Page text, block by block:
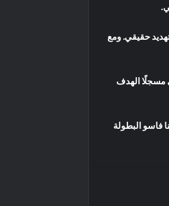
حقيقي. ومع
مسجلًا الهدف
فاسو البطولة